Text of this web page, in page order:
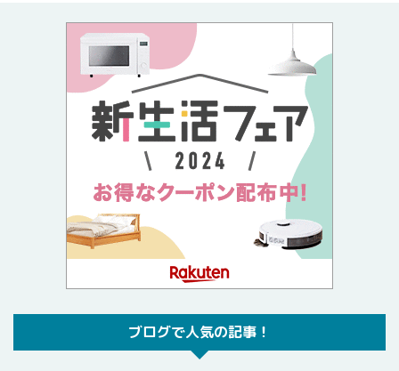
ブログで人気の記事！